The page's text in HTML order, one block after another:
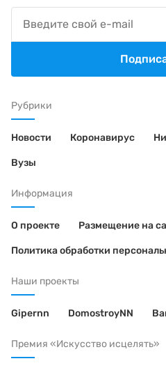
Рубрики
Новости Коронавирус
Вузы
Информация
О проекте Размещение на
Политика обработки
Наши проекты
Gipernn DomostroyNN
Премия «Искусство исцелять»